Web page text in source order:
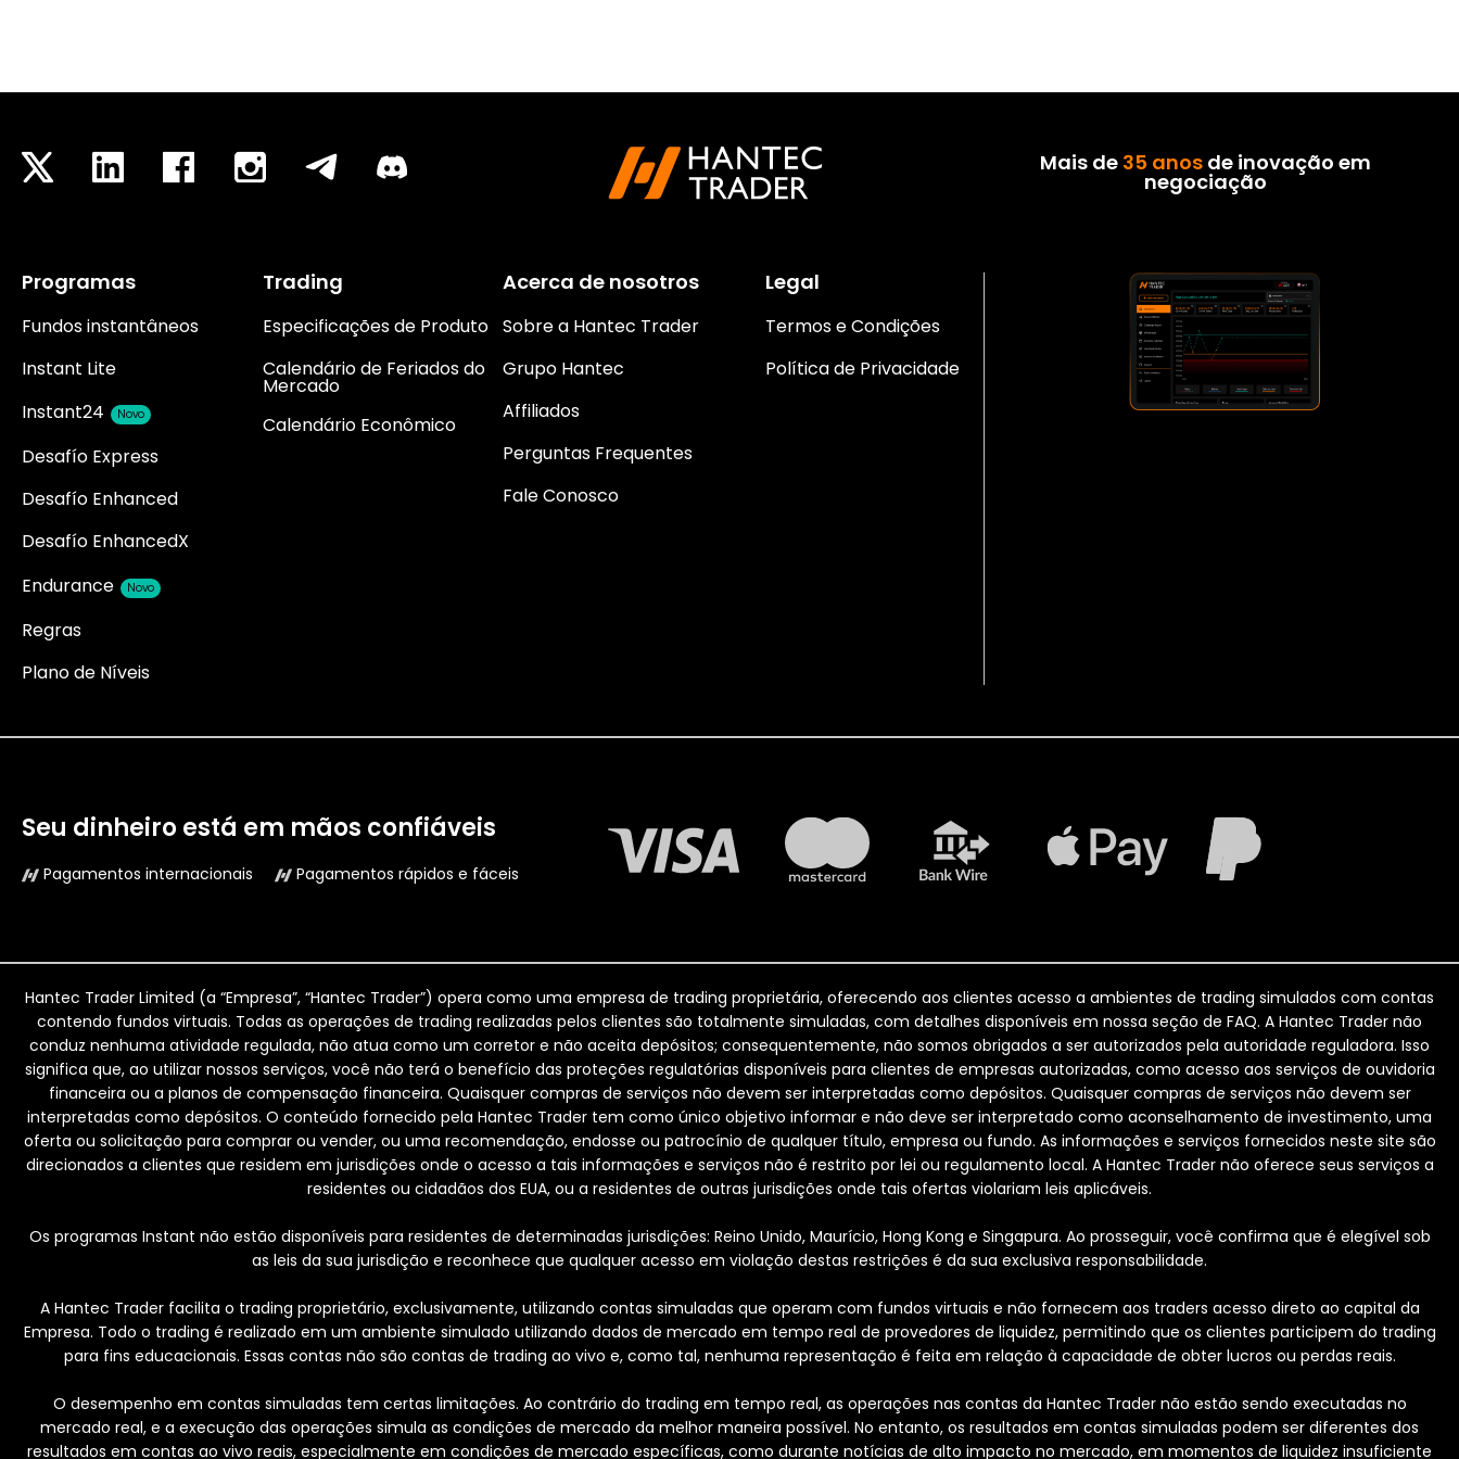
Mais de 35 anos de inovação em
negociação
Programas
Fundos instantâneos
Instant Lite
Instant24
Novo
Desafío Express
Desafío Enhanced
Desafío EnhancedX
Endurance
Novo
Regras
Plano de Níveis
Trading
Especificações de Produto
Calendário de Feriados do
Mercado
Calendário Econômico
Acerca de nosotros
Sobre a Hantec Trader
Grupo Hantec
Affiliados
Perguntas Frequentes
Fale Conosco
Legal
Termos e Condições
Política de Privacidade
Seu dinheiro está em mãos confiáveis
Pagamentos internacionais Pagamentos rápidos e fáceis
Hantec Trader Limited (a “Empresa”, “Hantec Trader”) opera como uma empresa de trading proprietária, oferecendo aos clientes acesso a ambientes de trading simulados com contas
contendo fundos virtuais. Todas as operações de trading realizadas pelos clientes são totalmente simuladas, com detalhes disponíveis em nossa seção de FAQ. A Hantec Trader não
conduz nenhuma atividade regulada, não atua como um corretor e não aceita depósitos; consequentemente, não somos obrigados a ser autorizados pela autoridade reguladora. Isso
significa que, ao utilizar nossos serviços, você não terá o benefício das proteções regulatórias disponíveis para clientes de empresas autorizadas, como acesso aos serviços de ouvidoria
financeira ou a planos de compensação financeira. Quaisquer compras de serviços não devem ser interpretadas como depósitos. Quaisquer compras de serviços não devem ser
interpretadas como depósitos. O conteúdo fornecido pela Hantec Trader tem como único objetivo informar e não deve ser interpretado como aconselhamento de investimento, uma
oferta ou solicitação para comprar ou vender, ou uma recomendação, endosse ou patrocínio de qualquer título, empresa ou fundo. As informações e serviços fornecidos neste site são
direcionados a clientes que residem em jurisdições onde o acesso a tais informações e serviços não é restrito por lei ou regulamento local. A Hantec Trader não oferece seus serviços a
residentes ou cidadãos dos EUA, ou a residentes de outras jurisdições onde tais ofertas violariam leis aplicáveis.
Os programas Instant não estão disponíveis para residentes de determinadas jurisdições: Reino Unido, Maurício, Hong Kong e Singapura. Ao prosseguir, você confirma que é elegível sob
as leis da sua jurisdição e reconhece que qualquer acesso em violação destas restrições é da sua exclusiva responsabilidade.
A Hantec Trader facilita o trading proprietário, exclusivamente, utilizando contas simuladas que operam com fundos virtuais e não fornecem aos traders acesso direto ao capital da
Empresa. Todo o trading é realizado em um ambiente simulado utilizando dados de mercado em tempo real de provedores de liquidez, permitindo que os clientes participem do trading
para fins educacionais. Essas contas não são contas de trading ao vivo e, como tal, nenhuma representação é feita em relação à capacidade de obter lucros ou perdas reais.
O desempenho em contas simuladas tem certas limitações. Ao contrário do trading em tempo real, as operações nas contas da Hantec Trader não estão sendo executadas no
mercado real, e a execução das operações simula as condições de mercado da melhor maneira possível. No entanto, os resultados em contas simuladas podem ser diferentes dos
resultados em contas ao vivo reais, especialmente em condições de mercado específicas, como durante notícias de alto impacto no mercado, em momentos de liquidez insuficiente